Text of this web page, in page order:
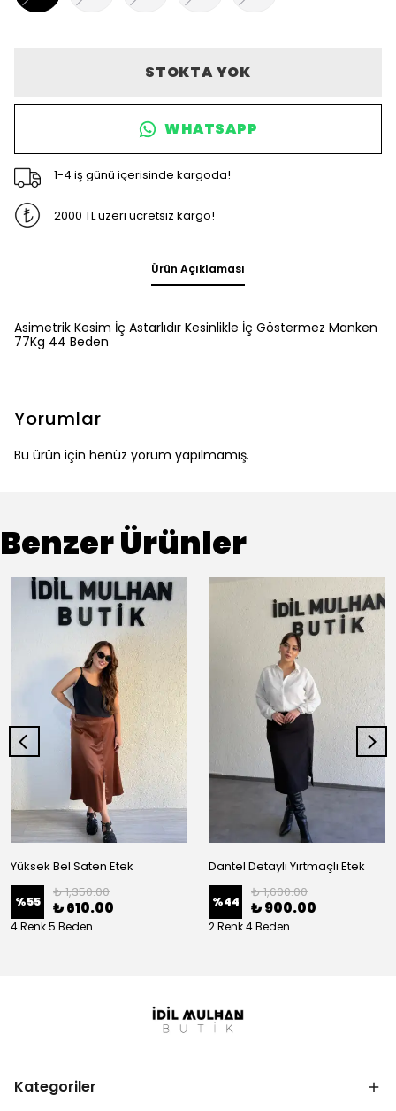
STOKTA YOK
WHATSAPP
1-4 iş günü içerisinde kargoda!
2000 TL üzeri ücretsiz kargo!
Ürün Açıklaması
Asimetrik Kesim İç Astarlıdır Kesinlikle İç Göstermez Manken
77Kg 44 Beden
Yorumlar
Bu ürün için henüz yorum yapılmamış.
Benzer Ürünler
Yüksek Bel Saten Etek
%55
₺ 1,350.00
₺ 610.00
4 Renk 5 Beden
Dantel Detaylı Yırtmaçlı Etek
%44
₺ 1,600.00
₺ 900.00
2 Renk 4 Beden
Kategoriler